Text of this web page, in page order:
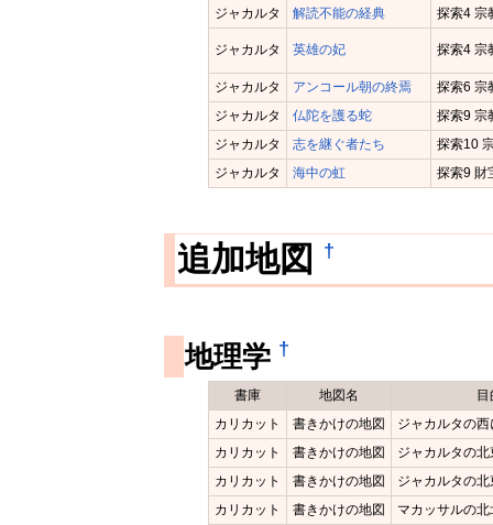
ジャカルタ
解読不能の経典 探索4 宗
ジャカルタ 英雄の妃 探索4 宗
ジャカルタ アンコール朝の終焉
探索6 宗
ジャカルタ
仏陀を護る蛇
探索9 宗
ジャカルタ
志を継ぐ者たち
探索10
ジャカルタ
海中の虹 探索9 財
追加地図 †
地理学 †
書庫 地図名
目
カリカット
書きかけの地図
ジャカルタの
カリカット
書きかけの地図
ジャカルタの
カリカット
書きかけの地図
ジャカルタの
カリカット
書きかけの地図
マカッサルの